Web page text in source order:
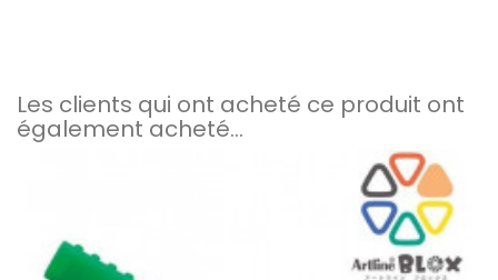
Les clients qui ont acheté ce produit ont
également acheté...